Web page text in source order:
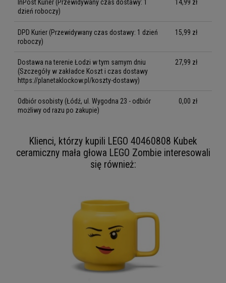
InPost Kurier (Przewidywany czas dostawy: 1
dzień roboczy)
14,99 zł
DPD Kurier (Przewidywany czas dostawy: 1 dzień
roboczy)
15,99 zł
Dostawa na terenie Łodzi w tym samym dniu
(Szczegóły w zakładce Koszt i czas dostawy
https://planetaklockow.pl/koszty-dostawy)
27,99 zł
Odbiór osobisty (Łódź, ul. Wygodna 23 - odbiór
możliwy od razu po zakupie)
0,00 zł
Klienci, którzy kupili LEGO 40460808 Kubek
ceramiczny mała głowa LEGO Zombie interesowali
się również: